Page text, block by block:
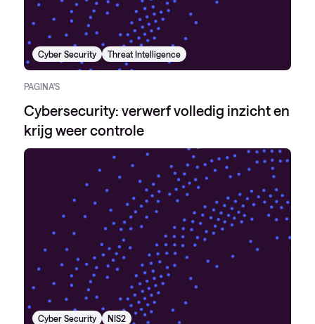
Cyber Security Threat Intelligence
PAGINA'S
Cybersecurity: verwerf volledig inzicht en
krijg weer controle
Cyber Security NIS2